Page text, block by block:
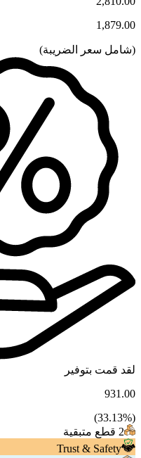
1,879.00
(شامل سعر الضريبة)
لقد قمت بتوفير
931.00
(
33.13%)
2 قطع متبقية
Trust & Safety